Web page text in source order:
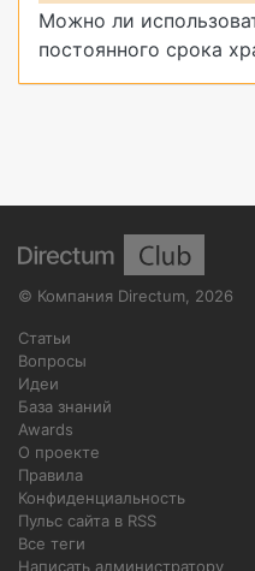
Можно ли
постоянного срока
© Компания Directum 2026
Статьи
Вопросы
Идеи
База знаний
Awards
О проекте
Правила
Конфиденциальность
Пульс сайта в RSS
Все теги
Написать администратору